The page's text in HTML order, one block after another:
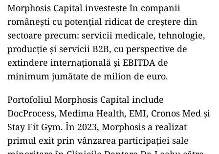
Morphosis Capital investeşte în companii
româneşti cu potenţial ridicat de creştere din
sectoare precum: servicii medicale, tehnologie,
producţie şi servicii B2B, cu perspective de
extindere internaţională şi EBITDA de
minimum jumătate de milion de euro.
Portofoliul Morphosis Capital include
DocProcess, Medima Health, EMI, Cronos Med şi
Stay Fit Gym. În 2023, Morphosis a realizat
primul exit prin vânzarea participaţiei sale